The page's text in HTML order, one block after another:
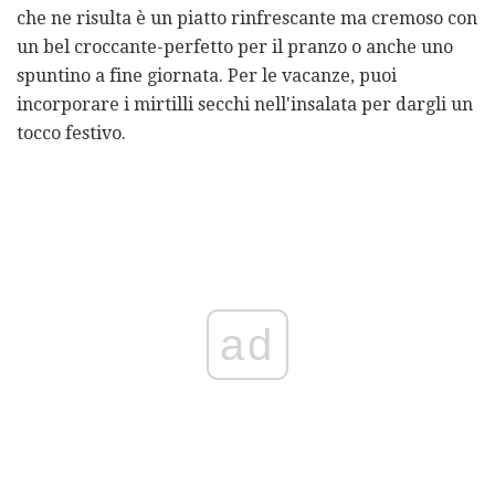
che ne risulta è un piatto rinfrescante ma cremoso con
un bel croccante-perfetto per il pranzo o anche uno
spuntino a fine giornata. Per le vacanze, puoi
incorporare i mirtilli secchi nell'insalata per dargli un
tocco festivo.
ad